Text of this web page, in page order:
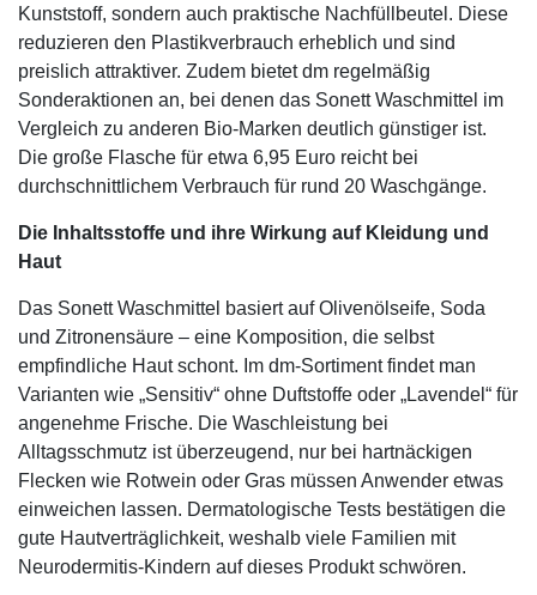
Kunststoff, sondern auch praktische Nachfüllbeutel. Diese
reduzieren den Plastikverbrauch erheblich und sind
preislich attraktiver. Zudem bietet dm regelmäßig
Sonderaktionen an, bei denen das Sonett Waschmittel im
Vergleich zu anderen Bio-Marken deutlich günstiger ist.
Die große Flasche für etwa 6,95 Euro reicht bei
durchschnittlichem Verbrauch für rund 20 Waschgänge.
Die Inhaltsstoffe und ihre Wirkung auf Kleidung und
Haut
Das Sonett Waschmittel basiert auf Olivenölseife, Soda
und Zitronensäure – eine Komposition, die selbst
empfindliche Haut schont. Im dm-Sortiment findet man
Varianten wie „Sensitiv“ ohne Duftstoffe oder „Lavendel“ für
angenehme Frische. Die Waschleistung bei
Alltagsschmutz ist überzeugend, nur bei hartnäckigen
Flecken wie Rotwein oder Gras müssen Anwender etwas
einweichen lassen. Dermatologische Tests bestätigen die
gute Hautverträglichkeit, weshalb viele Familien mit
Neurodermitis-Kindern auf dieses Produkt schwören.